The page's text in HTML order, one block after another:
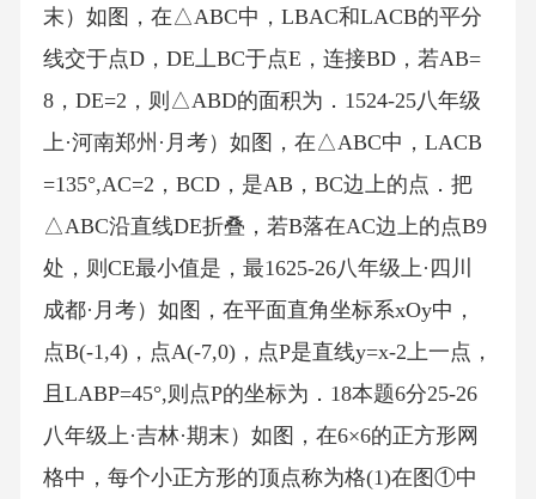
末）如图，在△ABC中，LBAC和LACB的平分
线交于点D，DE丄BC于点E，连接BD，若AB=
8，DE=2，则△ABD的面积为．1524-25八年级
上·河南郑州·月考）如图，在△ABC中，LACB
=135°,AC=2，BCD，是AB，BC边上的点．把
△ABC沿直线DE折叠，若B落在AC边上的点B9
处，则CE最小值是，最1625-26八年级上·四川
成都·月考）如图，在平面直角坐标系xOy中，
点B(-1,4)，点A(-7,0)，点P是直线y=x-2上一点，
且LABP=45°,则点P的坐标为．18本题6分25-26
八年级上·吉林·期末）如图，在6×6的正方形网
格中，每个小正方形的顶点称为格(1)在图①中